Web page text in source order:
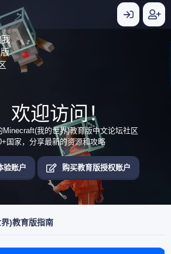
欢迎访问！
我的世界)教育版中文论坛社区
国家，分享最新的资源和攻略
验账户 购买教育版授权账户
)教育版指南